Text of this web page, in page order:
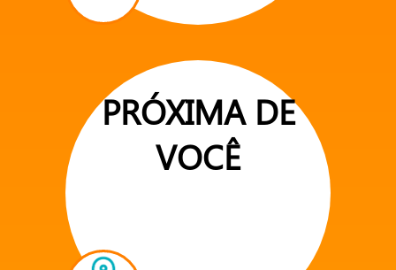
PRÓXIMA DE
VOCÊ